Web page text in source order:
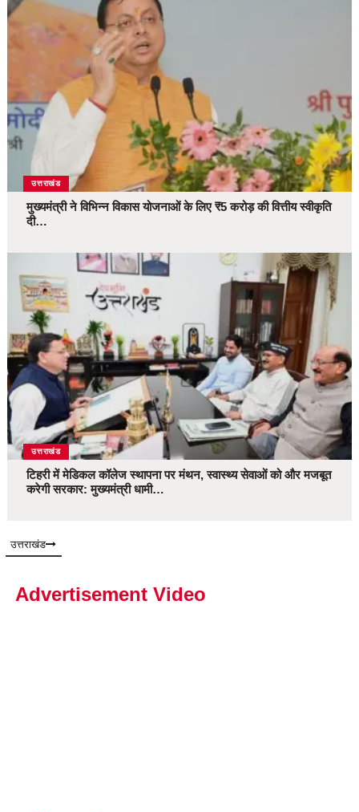
उत्तराखंड
मुख्यमंत्री ने विभिन्न विकास योजनाओं के लिए ₹5 करोड़ की वित्तीय स्वीकृति
दी…
उत्तराखंड
टिहरी में मेडिकल कॉलेज स्थापना पर मंथन, स्वास्थ्य सेवाओं को और मजबूत
करेगी सरकार: मुख्यमंत्री धामी…
उत्तराखंड
Advertisement Video